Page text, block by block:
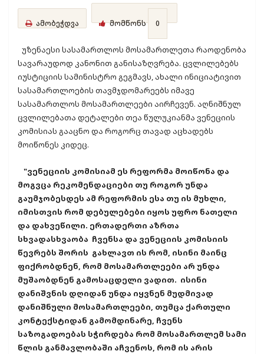
ამობეჭდვა მომწონს 0
უზენაესი სასამართლოს მოსამართლეთა რაოდენობა
სავარაუდოდ კანონით განისაზღვრება. ცვლილებებს
იუსტიციის სამინისტრო გეგმავს, ახალი ინიციატივით
სასამართლოების თავმჯდომარეებს იმავე
სასამართლოს მოსამართლეები აირჩევენ. აღნიშნულ
ცვლილებათა დეტალები თეა წულუკიანმა ვენეციის
კომისიას გააცნო და როგორც თავად აცხადებს
მოიწონეს კიდეც.
"ვენეციის კომისიამ ეს რეფორმა მოიწონა და
მოგვცა რეკომენდაციები თუ როგორ უნდა
გაუმჯობესდეს ამ რეფორმის ესა თუ ის მუხლი,
იმისთვის რომ დებულებები იყოს უფრო ნათელი
და დახვეწილი. ერთადერთი აზრთა
სხვადასხვაობა ჩვენსა და ვენეციის კომისიის
წევრებს შორის გახლავთ ის რომ, ისინი მაინც
ფიქრობდნენ, რომ მოსამართლეები არ უნდა
მუშაობდნენ გამოსაცდელი ვადით. ისინი
დანიშვნის დღიდან უნდა იყვნენ მუდმივად
დანიშნული მოსამართლეები, თუმცა ქართული
კონტექსტიდან გამომდინარე, ჩვენს
საზოგადოებას სჭირდება რომ მოსამართლემ სამი
წლის განმავლობაში აჩვენოს, რომ ის არის